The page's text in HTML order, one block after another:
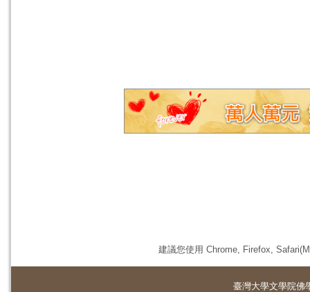
建議您使用 Chrome, Firefox,
臺灣大學文學院佛